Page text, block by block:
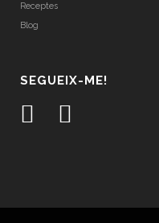
Receptes
Blog
SEGUEIX-ME!